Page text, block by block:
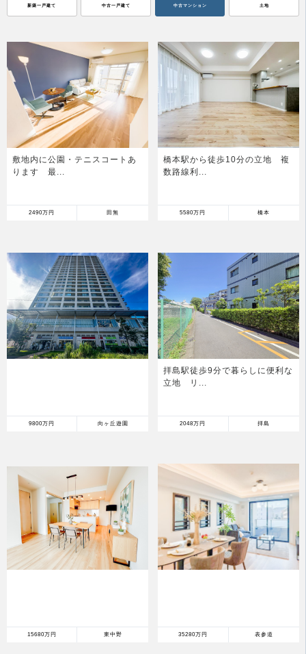
新築一戸建て 中古一戸建て 中古マンション 土地
敷地内に公園・テニスコートあ
ります 最...
2490万円 田無
橋本駅から徒歩10分の立地 複
数路線利...
5580万円 橋本
9800万円 向ヶ丘遊園
拝島駅徒歩9分で暮らしに便利な
立地 リ...
2048万円 拝島
15680万円 東中野 35280万円 表参道